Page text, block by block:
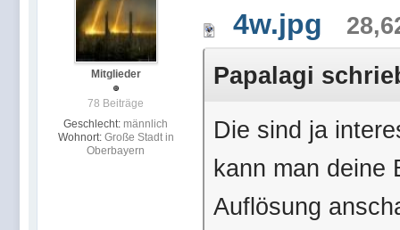
Mitglieder
78 Beiträge
Geschlecht: männlich
Wohnort: Große Stadt in
Oberbayern
4w.jpg
Papalagi
Die sind ja
kann man deine
Auflösung